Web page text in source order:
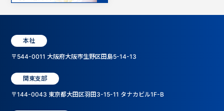
本社
〒544-0011 大阪府大阪市生野区田島5-14-13
関東支部
〒144-0043 東京都大田区羽田3-15-11 タナカビル1F-B